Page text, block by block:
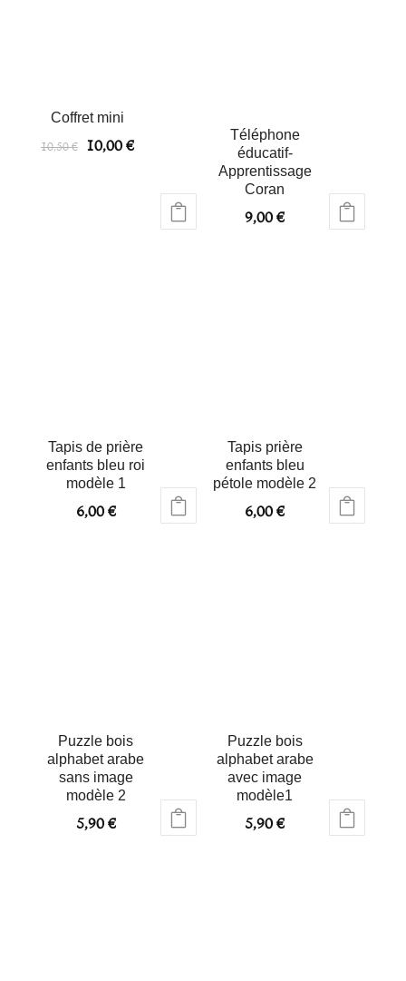
Coffret mini
10,50€ 10,00 €
Téléphone
éducatif-
Apprentissage
Coran
9,00€
Tapis de prière
enfants bleu roi
modèle 1
6,00 €
Tapis prière
enfants bleu
pétole modèle 2
6,00€
Puzzle bois
alphabet arabe
sans image
modèle 2
5,90 €
Puzzle bois
alphabet arabe
avec image
modèle1
5,90€